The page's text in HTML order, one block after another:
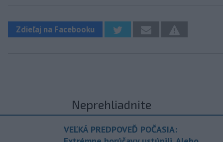
Zdieľaj na Facebooku
Neprehliadnite
VEĽKÁ PREDPOVEĎ POČASIA: